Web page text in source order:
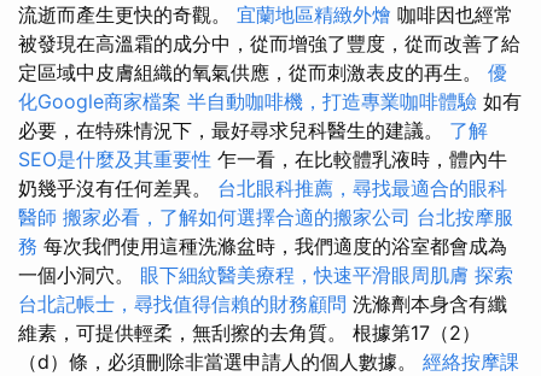
流逝而產生更快的奇觀。 宜蘭地區精緻外燴 咖啡因也經常
被發現在高溫霜的成分中，從而增強了豐度，從而改善了給
定區域中皮膚組織的氧氣供應，從而刺激表皮的再生。 優
化Google商家檔案 半自動咖啡機，打造專業咖啡體驗 如有
必要，在特殊情況下，最好尋求兒科醫生的建議。 了解
SEO是什麼及其重要性 乍一看，在比較體乳液時，體內牛
奶幾乎沒有任何差異。 台北眼科推薦，尋找最適合的眼科
醫師 搬家必看，了解如何選擇合適的搬家公司 台北按摩服
務 每次我們使用這種洗滌盆時，我們適度的浴室都會成為
一個小洞穴。 眼下細紋醫美療程，快速平滑眼周肌膚 探索
台北記帳士，尋找值得信賴的財務顧問 洗滌劑本身含有纖
維素，可提供輕柔，無刮擦的去角質。 根據第17（2）
（d）條，必須刪除非當選申請人的個人數據。 經絡按摩課